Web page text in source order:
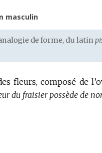
masculin
de forme, dulatin
fleurs, composé de
du fraisier possède de